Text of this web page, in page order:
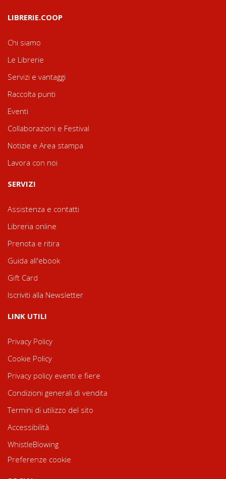
LIBRERIE.COOP
Chi siamo
Le Librerie
Servizi e vantaggi
Raccolta punti
Eventi
Collaborazioni e Festival
Notizie e Area stampa
Lavora con noi
SERVIZI
Assistenza e contatti
Libreria online
Prenota e ritira
Guida all'ebook
Gift Card
Iscriviti alla Newsletter
LINK UTILI
Privacy Policy
Cookie Policy
Privacy policy eventi e fiere
Condizioni generali di vendita
Termini di utilizzo del sito
Accessibilità
WhistleBlowing
Preferenze cookie